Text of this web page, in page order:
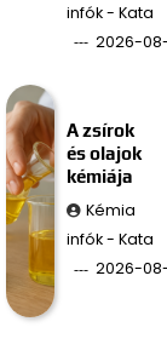
infók - Kata
2026-
A zsírok
és olajok
kémiája
Kémia
infók - Kata
2026-